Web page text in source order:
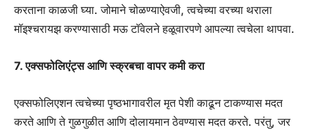
करताना काळजी घ्या. जोमाने चोळण्याऐवजी, त्वचेच्या वरच्या थराला
मॉइश्चरायझ करण्यासाठी मऊ टॉवेलने हळूवारपणे आपल्या त्वचेला थापवा.
7. एक्सफोलिएंट्स आणि स्क्रबचा वापर कमी करा
एक्सफोलिएशन त्वचेच्या पृष्ठभागावरील मृत पेशी काढून टाकण्यास मदत
करते आणि ते गुळगुळीत आणि दोलायमान ठेवण्यास मदत करते. परंतु, जर